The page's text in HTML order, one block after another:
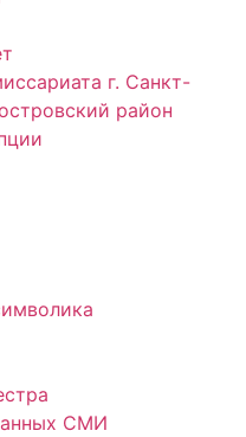
г. Санкт-
район
СМИ